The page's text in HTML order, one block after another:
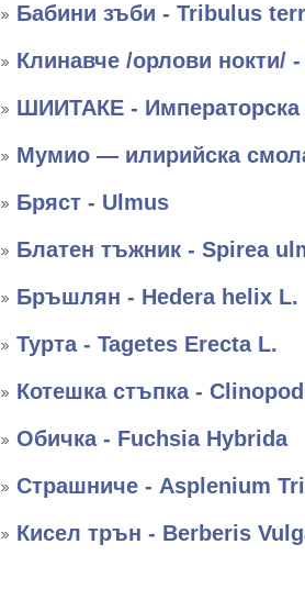
Бабини зъби - Tribulus
Клинавче /орлови нокти/
ШИИТАКЕ -
Мумио — илирийска
Бряст - Ulmus
Блатен тъжник - Spirea
Бръшлян - Hedera helix L.
Турта - Tagetes Erecta L.
Котешка стъпка -
Обичка - Fuchsia Hybrida
Страшниче - Asplenium
Кисел трън - Berberis